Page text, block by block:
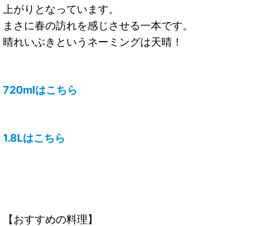
上がりとなっています。
まさに春の訪れを感じさせる一本です。
晴れいぶきというネーミングは天晴！
720mlはこちら
1.8Lはこちら
【おすすめの料理】